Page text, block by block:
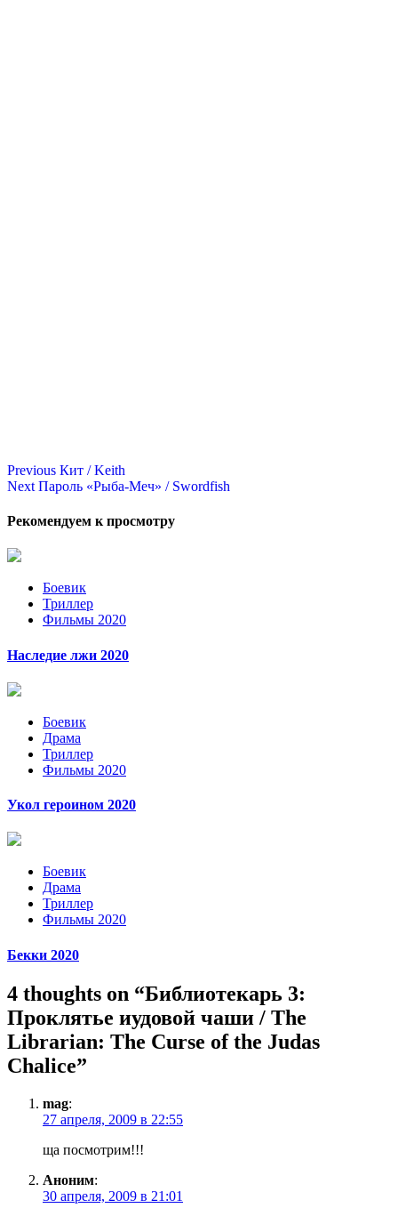
Continue
Reading
Previous Кит / Keith
Next Пароль «Рыба-Меч» / Swordfish
Рекомендуем к просмотру
Боевик
Триллер
Фильмы 2020
Наследие лжи 2020
Боевик
Драма
Триллер
Фильмы 2020
Укол героином 2020
Боевик
Драма
Триллер
Фильмы 2020
Бекки 2020
4 thoughts on “Библиотекарь 3:
Проклятье иудовой чаши / The
Librarian: The Curse of the Judas
Chalice”
mag:
27 апреля, 2009 в 22:55
ща посмотрим!!!
Аноним:
30 апреля, 2009 в 21:01